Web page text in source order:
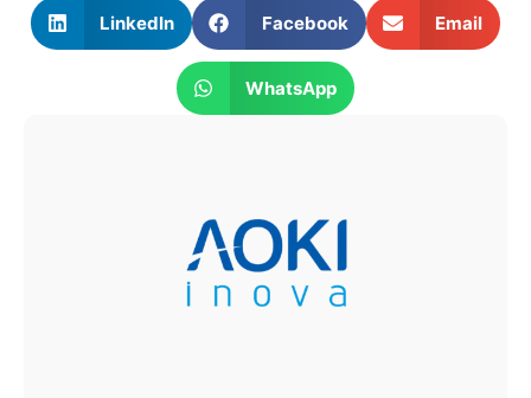
LinkedIn Facebook Email
WhatsApp